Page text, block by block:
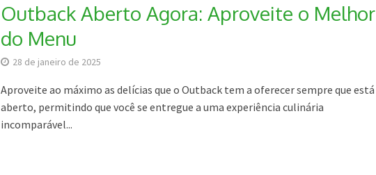
Outback Aberto Agora: Aproveite o Melhor
do Menu
28 de janeiro de 2025
Aproveite ao máximo as delícias que o Outback tem a oferecer sempre que está
aberto, permitindo que você se entregue a uma experiência culinária
incomparável...